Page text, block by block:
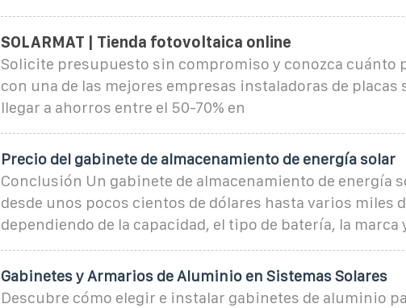
SOLARMAT | Tienda fotovoltaica online
Solicite presupuesto sin compromiso y conozca cuánto
con una de las mejores empresas instaladoras de placas
llegar a ahorros entre el 50-70% en
Precio del gabinete de almacenamiento de energía solar
Conclusión Un gabinete de almacenamiento de energía
desde unos pocos cientos de dólares hasta varios miles
dependiendo de la capacidad, el tipo de batería, la marca
Gabinetes y Armarios de Aluminio en Sistemas Solares
Descubre cómo elegir e instalar gabinetes de aluminio